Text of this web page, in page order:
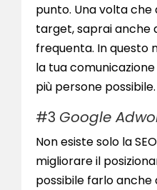
punto. Una volta
target, saprai anche
frequenta. In questo
la tua
più persone possibile.
#3 Google
Non esiste solo la
migliorare il
possibile farlo